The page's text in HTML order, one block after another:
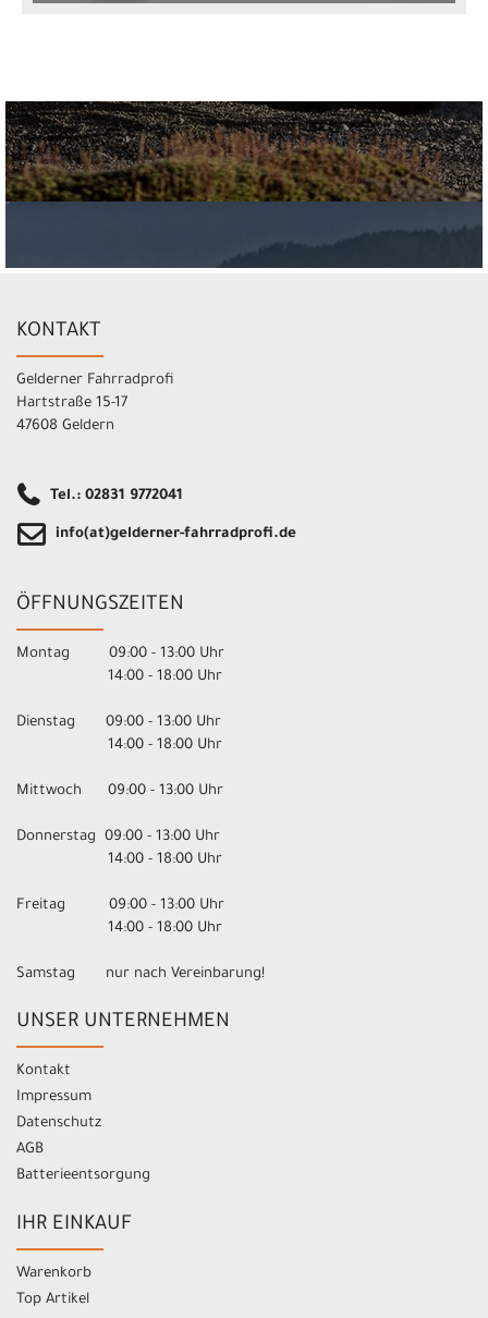
KONTAKT
Gelderner Fahrradprofi
Hartstraße 15-17
47608 Geldern
Tel.: 02831 9772041
info(at)gelderner-fahrradprofi.de
ÖFFNUNGSZEITEN
Montag 09:00 - 13:00 Uhr
14:00 - 18:00 Uhr
Dienstag 09:00 - 13:00 Uhr
14:00 - 18:00 Uhr
Mittwoch 09:00 - 13:00 Uhr
Donnerstag 09:00 - 13:00 Uhr
14:00 - 18:00 Uhr
Freitag 09:00 - 13:00 Uhr
14:00 - 18:00 Uhr
Samstag nur nach Vereinbarung!
UNSER UNTERNEHMEN
Kontakt
Impressum
Datenschutz
AGB
Batterieentsorgung
IHR EINKAUF
Warenkorb
Top Artikel